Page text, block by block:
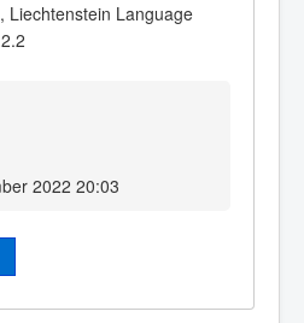
Liechtenstein Language
2022 20:03